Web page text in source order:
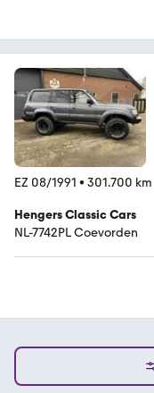
EZ 08/1991 • 301.700 km
Hengers Classic Cars
NL-7742PL Coevorden